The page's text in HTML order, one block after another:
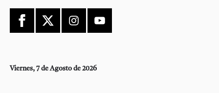
Viernes, 7 de Agosto de 2026